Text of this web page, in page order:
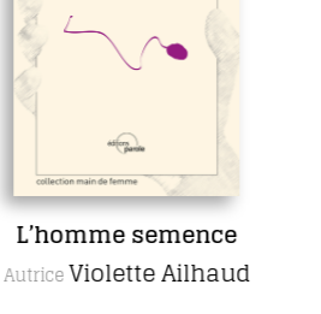
Moi, Ambroise Paré,
guerre, aimé des rois
gens